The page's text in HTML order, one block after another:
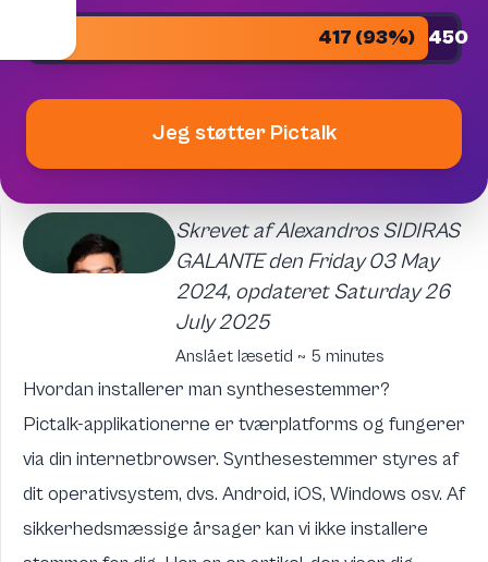
417 (93%) 450
Jeg støtter Pictalk
Skrevet af Alexandros SIDIRAS
GALANTE den Friday 03 May
2024, opdateret Saturday 26
July 2025
Anslået læsetid ~ 5 minutes
Hvordan installerer man synthesestemmer?
Pictalk-applikationerne er tværplatforms og fungerer
via din internetbrowser. Synthesestemmer styres af
dit operativsystem, dvs. Android, iOS, Windows osv. Af
sikkerhedsmæssige årsager kan vi ikke installere